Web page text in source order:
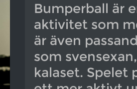
Bumperball är
aktivitet som
är även
som
kalaset. Spelet